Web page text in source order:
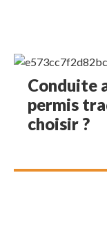
Conduite
permis
choisir ?